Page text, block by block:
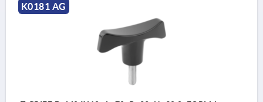
K0181 AG